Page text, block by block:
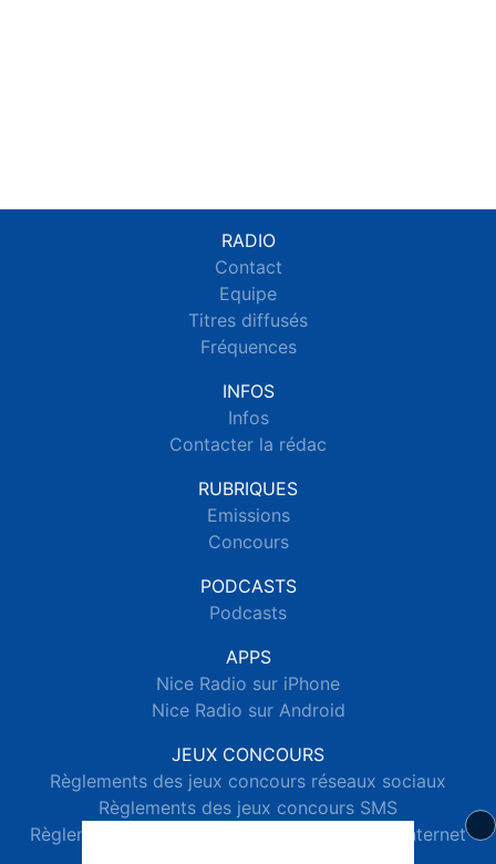
RADIO
Contact
Equipe
Titres diffusés
Fréquences
INFOS
Infos
Contacter la rédac
RUBRIQUES
Emissions
Concours
PODCASTS
Podcasts
APPS
Nice Radio sur iPhone
Nice Radio sur Android
JEUX CONCOURS
Règlements des jeux concours réseaux sociaux
Règlements des jeux concours SMS
Règlements des jeux concours téléphone et internet